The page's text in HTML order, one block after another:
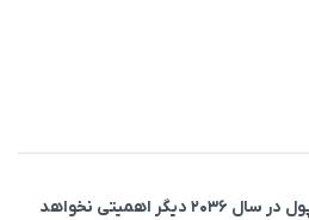
ایلان ماسک: پول در سال ۲۰۳۶ دیگر اهمیتی نخواهد